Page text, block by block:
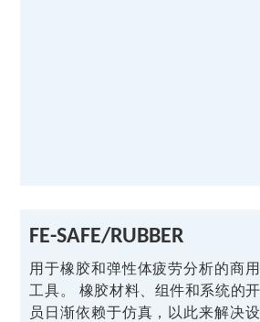
FE-SAFE/RUBBER
用于橡胶和弹性体疲劳分析的商
工具。
橡胶材料、组件和系统的开
员日渐依赖于仿真，以此来解决